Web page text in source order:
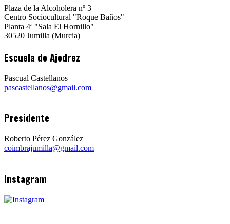
Plaza de la Alcoholera nº 3
Centro Sociocultural "Roque Baños"
Planta 4ª "Sala El Hornillo"
30520 Jumilla (Murcia)
Escuela de Ajedrez
Pascual Castellanos
pascastellanos@gmail.com
Presidente
Roberto Pérez González
coimbrajumilla@gmail.com
Instagram